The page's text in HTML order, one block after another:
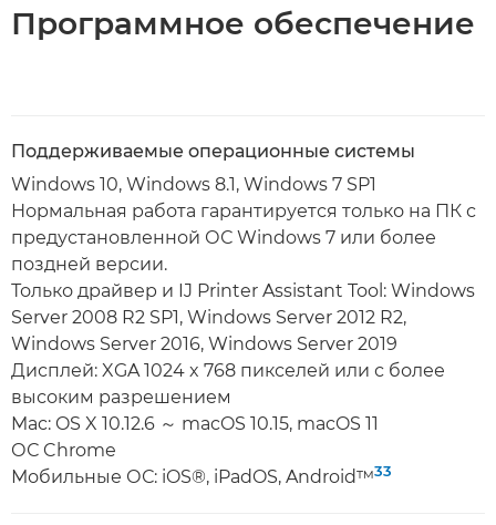
Программное обеспечение
Поддерживаемые операционные системы
Windows 10, Windows 8.1, Windows 7 SP1
Нормальная работа гарантируется только на ПК с
предустановленной ОС Windows 7 или более
поздней версии.
Только драйвер и IJ Printer Assistant Tool: Windows
Server 2008 R2 SP1, Windows Server 2012 R2,
Windows Server 2016, Windows Server 2019
Дисплей: XGA 1024 x 768 пикселей или с более
высоким разрешением
Mac: OS X 10.12.6 ～ macOS 10.15, macOS 11
ОС Chrome
Мобильные ОС: iOS®, iPadOS, Android™33